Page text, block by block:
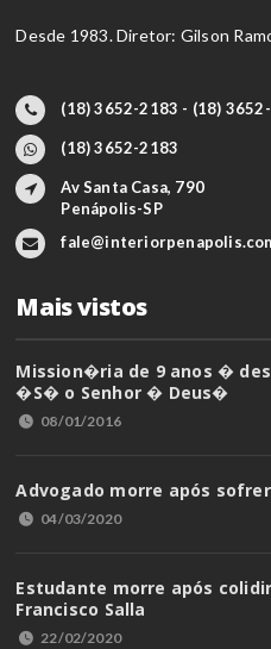
Desde 1983. Diretor: Gilson
(18) 3652-2183 - (18)
(18) 3652-2183
Av Santa Casa, 790
Penápolis-SP
Mais vistos
Mission�ria de 9 anos �
�S� o Senhor � Deus�
08/01/2016
Advogado morre após
04/03/2020
Estudante morre após
Francisco Salla
22/02/2020